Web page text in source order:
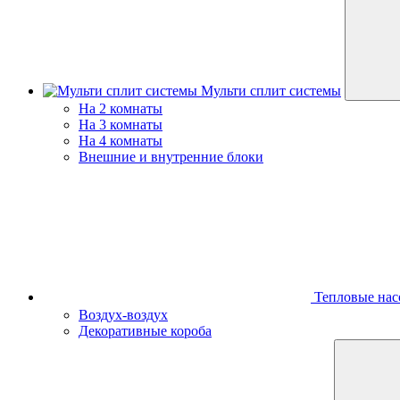
Мульти сплит системы
На 2 комнаты
На 3 комнаты
На 4 комнаты
Внешние и внутренние блоки
Тепловые
Воздух-воздух
Декоративные короба